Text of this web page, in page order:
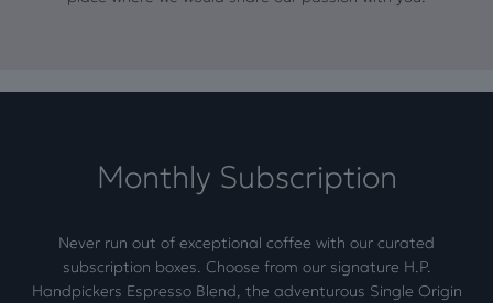
Monthly Subscription
Never run out of exceptional coffee with our curated
subscription boxes. Choose from our signature H.P.
Handpickers Espresso Blend, the adventurous Single Origin